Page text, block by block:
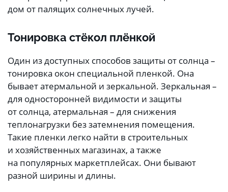
дом от палящих солнечных лучей.
Тонировка стёкол плёнкой
Один из доступных способов защиты от солнца –
тонировка окон специальной пленкой. Она
бывает атермальной и зеркальной. Зеркальная –
для односторонней видимости и защиты
от солнца, атермальная – для снижения
теплонагрузки без затемнения помещения.
Такие пленки легко найти в строительных
и хозяйственных магазинах, а также
на популярных маркетплейсах. Они бывают
разной ширины и длины.